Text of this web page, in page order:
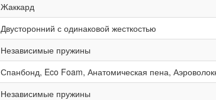
Жаккард
Двусторонний с одинаковой жесткостью
Независимые пружины
Спанбонд, Eco Foam, Анатомическая пена,
Независимые пружины